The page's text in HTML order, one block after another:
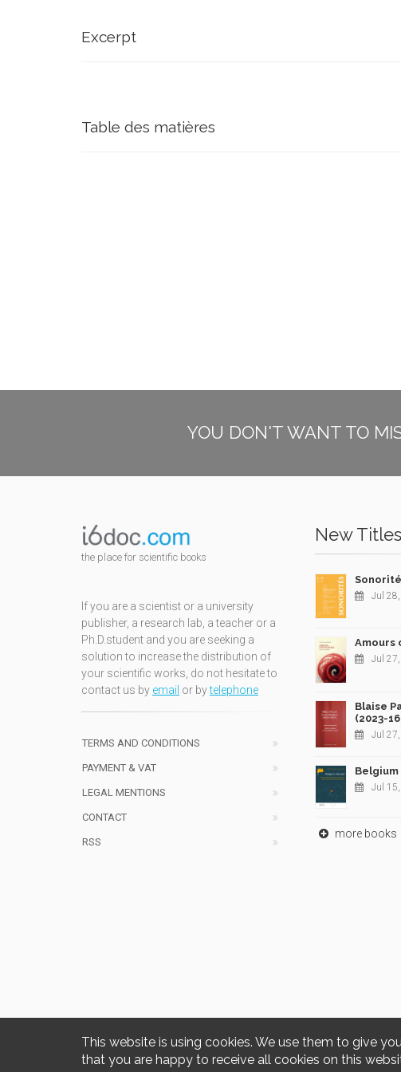
This website is using cookies. We use them to give
that you are happy to receive all cookies on this
Excerpt
Table des matières
YOU DON'T WANT TO
the place for scientific books
If you are a scientist or a university
publisher, a research lab, a teacher or a
Ph.D.student and you are seeking a
solution to increase the distribution of
your scientific works, do not hesitate to
contact us by email or bytelephone
TERMS AND CONDITIONS
PAYMENT & VAT
LEGAL MENTIONS
CONTACT
RSS
New Titles
Jul
Amours
Jul
Blaise
(2023-
Jul
Jul
more books